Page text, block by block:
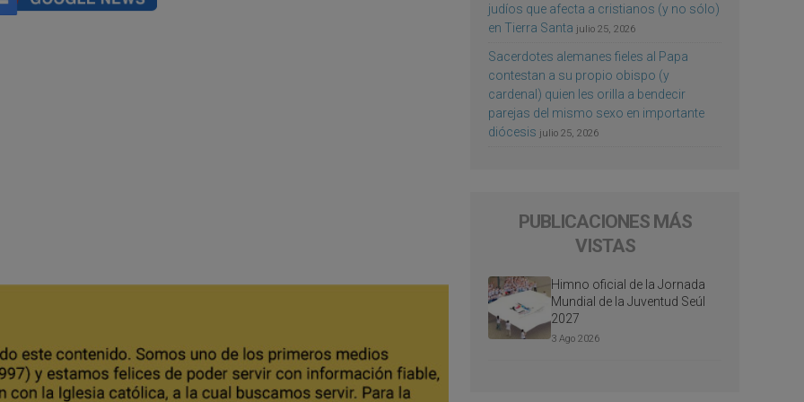
judíos que afecta a cristianos (y no sólo)
en Tierra Santa julio 25, 2026
Sacerdotes alemanes fieles al Papa
contestan a su propio obispo (y
cardenal) quien les orilla a bendecir
parejas del mismo sexo en importante
diócesis julio 25, 2026
PUBLICACIONES MÁS
VISTAS
Himno oficial de la Jornada
Mundial de la Juventud Seúl
2027
3 Ago 2026